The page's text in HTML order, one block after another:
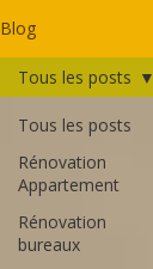
Blog
Tous les posts
Rénovation
Appartement
Rénovation
bureaux
Tous les posts